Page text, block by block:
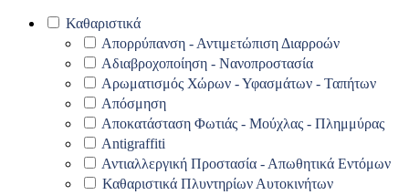
Καθαριστικά
Απορρύπανση - Αντιμετώπιση Διαρροών
Αδιαβροχοποίηση - Νανοπροστασία
Αρωματισμός Χώρων - Υφασμάτων - Ταπήτων
Απόσμηση
Αποκατάσταση Φωτιάς - Μούχλας - Πλημμύρας
Antigraffiti
Αντιαλλεργική Προστασία - Απωθητικά Εντόμων
Καθαριστικά Πλυντηρίων Αυτοκινήτων